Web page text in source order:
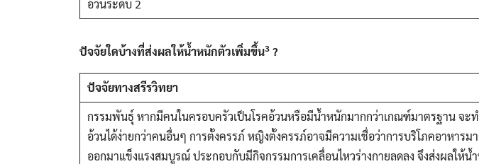
อ้วนระดับ 2
ปัจจัยใดบ้างที่ส่งผลให้น้ำหนักตัวเพิ่มขึ้น3 ?
ปัจจัยทางสรีรวิทยา
กรรมพันธุ์ หากมีคนในครอบครัวเป็นโรคอ้วนหรือมีน้ำหนักมากกว่าเกณฑ์มาตรฐาน จะ
อ้วนได้ง่ายกว่าคนอื่นๆ การตั้งครรภ์ หญิงตั้งครรภ์อาจมีความเชื่อว่าการบริโภคอาหาร
ออกมาแข็งแรงสมบูรณ์ ประกอบกับมีกิจกรรมการเคลื่อนไหวร่างกายลดลง จึงส่งผลให้